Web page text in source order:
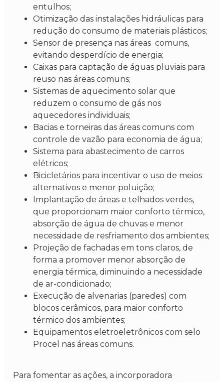
entulhos;
Otimização das instalações hidráulicas para
redução do consumo de materiais plásticos;
Sensor de presença nas áreas comuns,
evitando desperdício de energia;
Caixas para captação de águas pluviais para
reuso nas áreas comuns;
Sistemas de aquecimento solar que
reduzem o consumo de gás nos
aquecedores individuais;
Bacias e torneiras das áreas comuns com
controle de vazão para economia de água;
Sistema para abastecimento de carros
elétricos;
Bicicletários para incentivar o uso de meios
alternativos e menor poluição;
Implantação de áreas e telhados verdes,
que proporcionam maior conforto térmico,
absorção de água de chuvas e menor
necessidade de resfriamento dos ambientes;
Projeção de fachadas em tons claros, de
forma a promover menor absorção de
energia térmica, diminuindo a necessidade
de ar-condicionado;
Execução de alvenarias (paredes) com
blocos cerâmicos, para maior conforto
térmico dos ambientes;
Equipamentos eletroeletrônicos com selo
Procel nas áreas comuns.
Para fomentar as ações, a incorporadora